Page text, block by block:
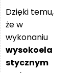
Dzięki temu,
że w
wykonaniu
wysokoela
stycznym